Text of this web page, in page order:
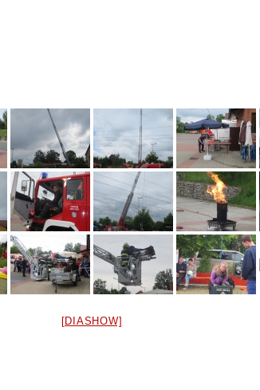
[DIASHOW]